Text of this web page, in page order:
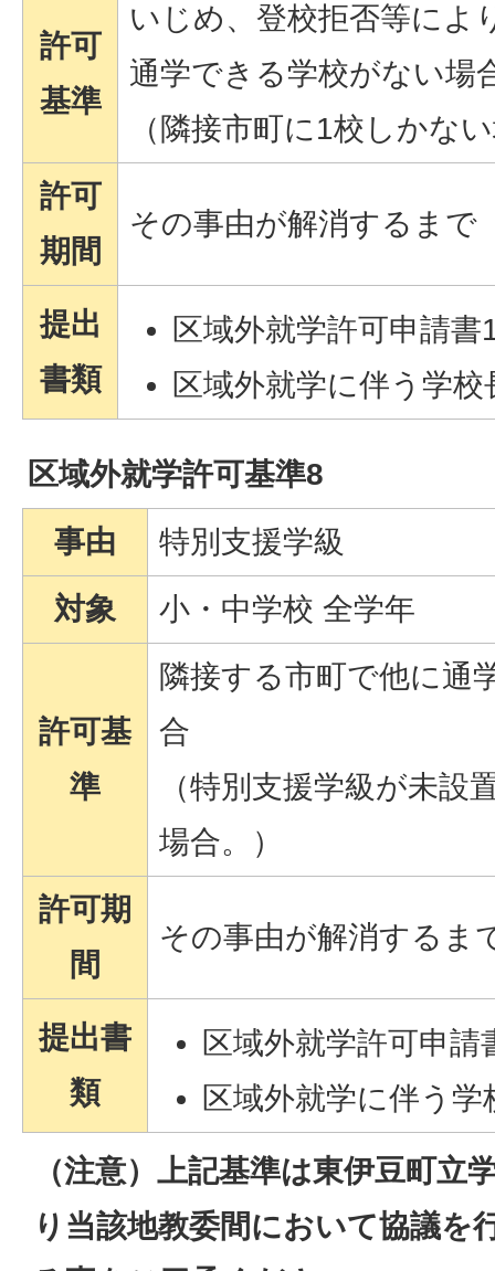
許可
基準
いじめ、登校拒否等によ
通学できる学校がない場
（隣接市町に1校しかな
許可
期間
その事由が解消するまで
提出
書類
区域外就学許可申請書
区域外就学に伴う学
区域外就学許可基準8
事由
特別支援学級
対象
小・中学校 全学年
許可基
準
隣接する市町で他に通
合
（特別支援学級が未設
場合。）
許可期
間
その事由が解消するま
提出書
類
区域外就学許可申請
区域外就学に伴う
（注意）上記基準は東伊豆町立
り当該地教委間において協議を